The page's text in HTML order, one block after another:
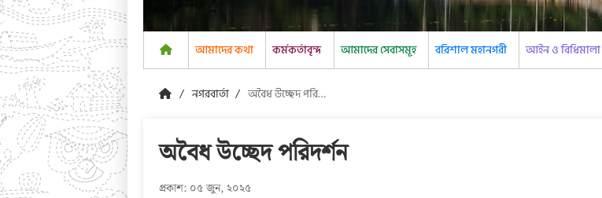
আমাদের কথা কর্মকর্তাবৃন্দ আমাদের সেবাসমূহ বরিশাল মহানগরী আইন ও বিধিমালা
নগরবার্তা অবৈধ উচ্ছেদ পরিদর্শন
অবৈধ উচ্ছেদ পরিদর্শন
প্রকাশ: ০৫ জুন, ২০২৫